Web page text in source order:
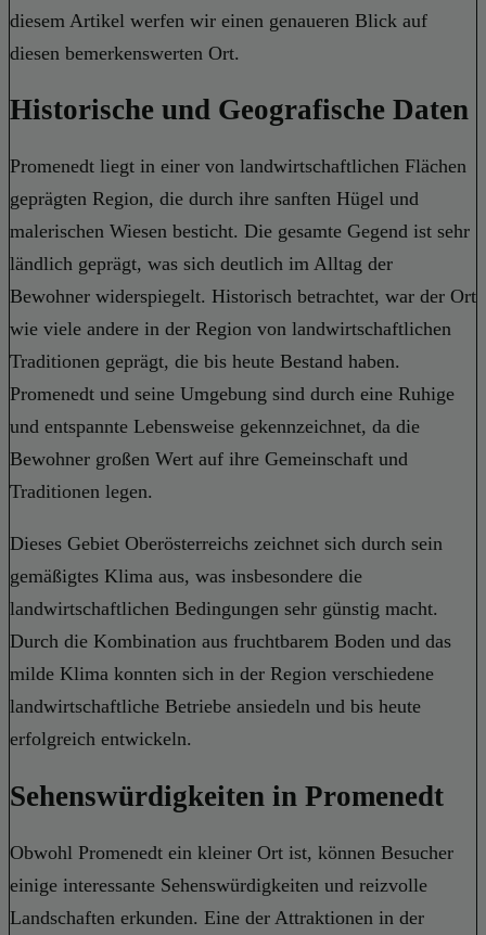
diesem Artikel werfen wir einen genaueren Blick auf
diesen bemerkenswerten Ort.
Historische und Geografische Daten
Promenedt liegt in einer von landwirtschaftlichen Flächen
geprägten Region, die durch ihre sanften Hügel und
malerischen Wiesen besticht. Die gesamte Gegend ist sehr
ländlich geprägt, was sich deutlich im Alltag der
Bewohner widerspiegelt. Historisch betrachtet, war der Ort
wie viele andere in der Region von landwirtschaftlichen
Traditionen geprägt, die bis heute Bestand haben.
Promenedt und seine Umgebung sind durch eine Ruhige
und entspannte Lebensweise gekennzeichnet, da die
Bewohner großen Wert auf ihre Gemeinschaft und
Traditionen legen.
Dieses Gebiet Oberösterreichs zeichnet sich durch sein
gemäßigtes Klima aus, was insbesondere die
landwirtschaftlichen Bedingungen sehr günstig macht.
Durch die Kombination aus fruchtbarem Boden und das
milde Klima konnten sich in der Region verschiedene
landwirtschaftliche Betriebe ansiedeln und bis heute
erfolgreich entwickeln.
Sehenswürdigkeiten in Promenedt
Obwohl Promenedt ein kleiner Ort ist, können Besucher
einige interessante Sehenswürdigkeiten und reizvolle
Landschaften erkunden. Eine der Attraktionen in der